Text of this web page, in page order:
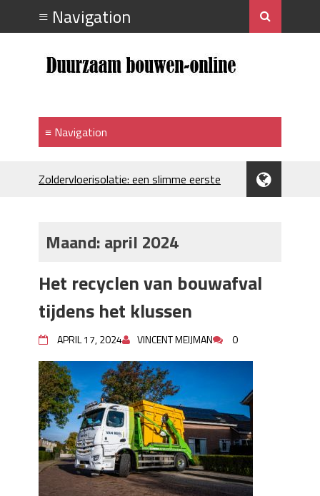
Zoldervloerisolatie: een slimme eerste
Je huis koelen: alles behalve duur
merkimago?
Houtpellets als duurzame
verwarmingsoptie
Wanneer moet je een specialist
inschakelen bij rioolproblemen?
Slimme oplossingen voor lekkages en
verstoppingen
Betonplex: Het Veelzijdige
Plaatmateriaal voor Moderne Projecten
Woonstijlen die perfect passen bij
duurzaam bouwen
Oma weet raadt bij cementsluier:
natuurlijke oplossingen
Maand:april 2024
Het recyclen van bouwafval
tijdens het klussen
APRIL 17, 2024 VINCENT MEIJMAN 0